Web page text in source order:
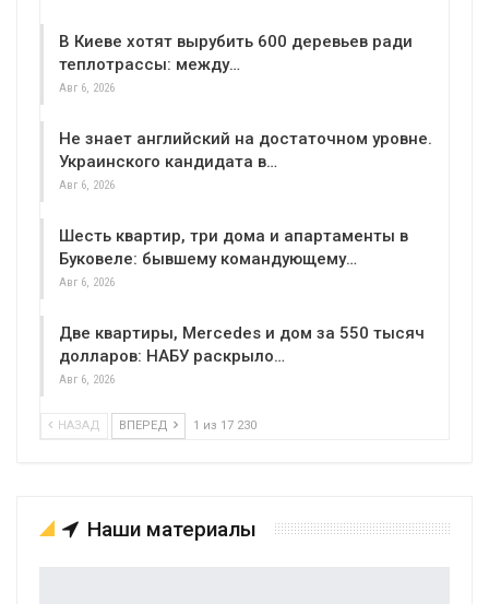
В Киеве хотят вырубить 600 деревьев ради
теплотрассы: между…
Авг 6, 2026
Не знает английский на достаточном уровне.
Украинского кандидата в…
Авг 6, 2026
Шесть квартир, три дома и апартаменты в
Буковеле: бывшему командующему…
Авг 6, 2026
Две квартиры, Mercedes и дом за 550 тысяч
долларов: НАБУ раскрыло…
Авг 6, 2026
НАЗАД ВПЕРЕД 1 из 17 230
Наши материалы